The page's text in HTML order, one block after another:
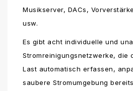
Musikserver, DACs,
usw.
Es gibt acht individuelle und
Stromreinigungsnetzwerke, die
Last automatisch erfassen,
saubere Stromumgebung